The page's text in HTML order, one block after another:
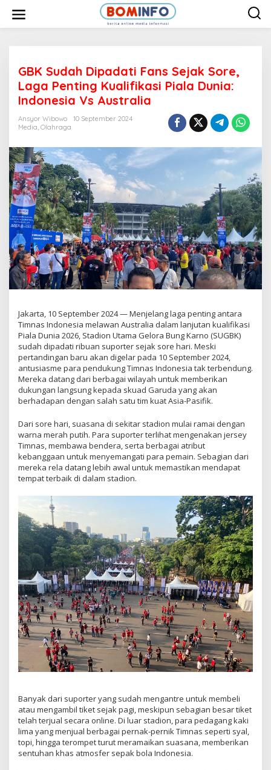
GBK Sudah Dipadati Fans Sejak Sore,
Laga Penting Kualifikasi Piala Dunia:
Indonesia Vs Australia
Ansyor Wibowo
10 September 2024
Media, Olahraga
Jakarta, 10 September 2024 — Menjelang laga penting antara
Timnas Indonesia melawan Australia dalam lanjutan kualifikasi
Piala Dunia 2026, Stadion Utama Gelora Bung Karno (SUGBK)
sudah dipadati ribuan suporter sejak sore hari. Meski
pertandingan baru akan digelar pada 10 September 2024,
antusiasme para pendukung Timnas Indonesia tak terbendung.
Mereka datang dari berbagai wilayah untuk memberikan
dukungan langsung kepada skuad Garuda yang akan
berhadapan dengan salah satu tim kuat Asia-Pasifik.
Dari sore hari, suasana di sekitar stadion mulai ramai dengan
warna merah putih. Para suporter terlihat mengenakan jersey
Timnas, membawa bendera, serta berbagai atribut
kebanggaan untuk menyemangati para pemain. Sebagian dari
mereka rela datang lebih awal untuk memastikan mendapat
tempat terbaik di dalam stadion.
Banyak dari suporter yang sudah mengantre untuk membeli
atau mengambil tiket sejak pagi, meskipun sebagian besar tiket
telah terjual secara online. Di luar stadion, para pedagang kaki
lima yang menjual berbagai pernak-pernik Timnas seperti syal,
topi, hingga terompet turut meramaikan suasana, memberikan
sentuhan khas atmosfer sepak bola Indonesia.